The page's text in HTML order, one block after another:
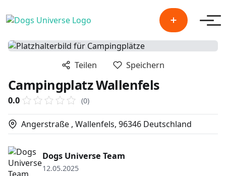
Teilen Speichern
Campingplatz Wallenfels
0.0 (0)
Angerstraße , Wallenfels, 96346 Deutschland
Dogs Universe Team
12.05.2025